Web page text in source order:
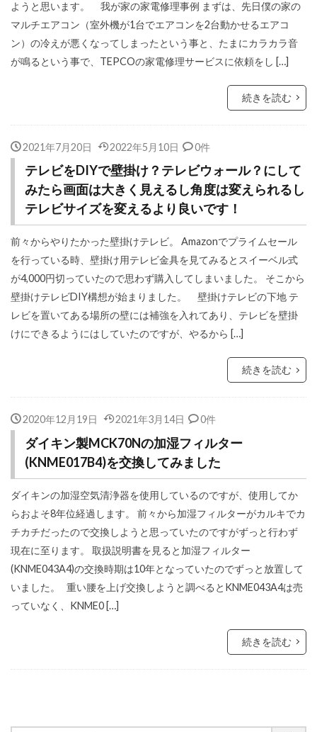
ようと思います。 我が家の家電修理事例 まずは、先日僕の家の
マルチエアコン（室外機が1台でエアコンを2台動かせるエアコ
ン）の冷えが悪くなってしまったという事と、たまにカラカラ音
が鳴るという事で、TEPCOの家電修理サービスに依頼をし […]
続きを読む
2021年7月20日 2022年5月10日 0件
テレビをDIYで壁掛け？テレビウォール？にして
みたら画面は大きく見えるし角度は変えられるし
テレビサイズを変えるより良いです！
前々からやりたかった壁掛けテレビ。 Amazonでプライムセール
を行っている時、壁掛け用テレビ金具を見てみるとスイーベル式
が4,000円切っていたので思わず購入してしまいました。 そこから
壁掛けテレビDIY構想が始まりました。 壁掛けテレビの下地 テ
レビを置いてある場所の壁には補強を入れてあり、テレビを壁掛
けにできるようにはしていたのですが、やるから […]
続きを読む
2020年12月19日 2021年3月14日 0件
ダイキン製MCK70Nの加湿フィルター
(KNME017B4)を交換してみました
ダイキンの加湿空気清浄器を使用しているのですが、使用してか
らおよそ8年位経過します。 前々から加湿フィルターがカルキでカ
チカチだったので交換しようと思っていたのですがずっと行わず
現在に至ります。 取扱説明書を見ると加湿フィルター
(KNME043A4)の交換時期は10年となっていたのでずっと放置して
いました。 重い腰を上げ交換しようと調べるとKNME043A4は売
っていなく、KNME0 […]
続きを読む